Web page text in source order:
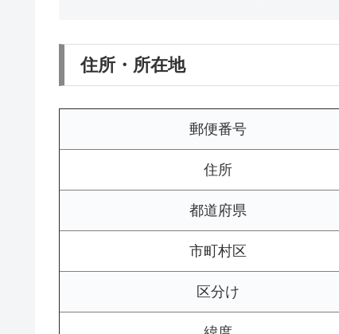
住所・所在地
郵便番号
住所
都道府県
市町村区
区分け